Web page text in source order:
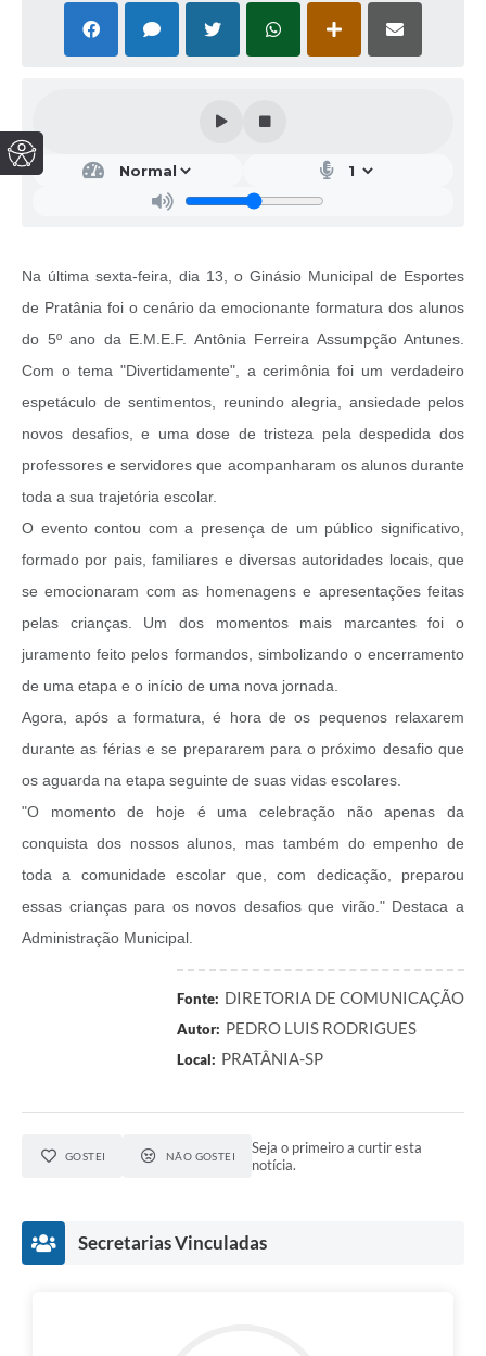
Na última sexta-feira, dia 13, o Ginásio Municipal de Esportes
de Pratânia foi o cenário da emocionante formatura dos alunos
do 5º ano da E.M.E.F. Antônia Ferreira Assumpção Antunes.
Com o tema "Divertidamente", a cerimônia foi um verdadeiro
espetáculo de sentimentos, reunindo alegria, ansiedade pelos
novos desafios, e uma dose de tristeza pela despedida dos
professores e servidores que acompanharam os alunos durante
toda a sua trajetória escolar.
O evento contou com a presença de um público significativo,
formado por pais, familiares e diversas autoridades locais, que
se emocionaram com as homenagens e apresentações feitas
pelas crianças. Um dos momentos mais marcantes foi o
juramento feito pelos formandos, simbolizando o encerramento
de uma etapa e o início de uma nova jornada.
Agora, após a formatura, é hora de os pequenos relaxarem
durante as férias e se prepararem para o próximo desafio que
os aguarda na etapa seguinte de suas vidas escolares.
"O momento de hoje é uma celebração não apenas da
conquista dos nossos alunos, mas também do empenho de
toda a comunidade escolar que, com dedicação, preparou
essas crianças para os novos desafios que virão." Destaca a
Administração Municipal.
Fonte: DIRETORIA DE COMUNICAÇÃO
Autor: PEDRO LUIS RODRIGUES
Local: PRATÂNIA-SP
GOSTEI NÃO GOSTEI
Seja o primeiro a curtir esta
notícia.
Secretarias Vinculadas